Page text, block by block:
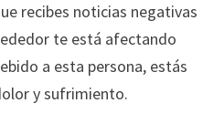
recibes noticias negativas
te está afectando
a esta persona, estás
y sufrimiento.